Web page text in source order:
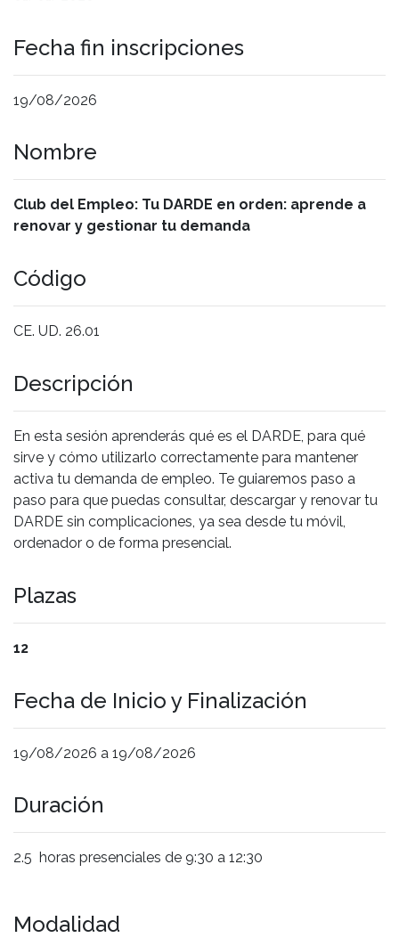
Fecha fin inscripciones
19/08/2026
Nombre
Club del Empleo: Tu DARDE en orden: aprende a
renovar y gestionar tu demanda
Código
CE. UD. 26.01
Descripción
En esta sesión aprenderás qué es el DARDE, para qué
sirve y cómo utilizarlo correctamente para mantener
activa tu demanda de empleo. Te guiaremos paso a
paso para que puedas consultar, descargar y renovar tu
DARDE sin complicaciones, ya sea desde tu móvil,
ordenador o de forma presencial.
Plazas
12
Fecha de Inicio y Finalización
19/08/2026 a 19/08/2026
Duración
2.5 horas presenciales de 9:30 a 12:30
Modalidad